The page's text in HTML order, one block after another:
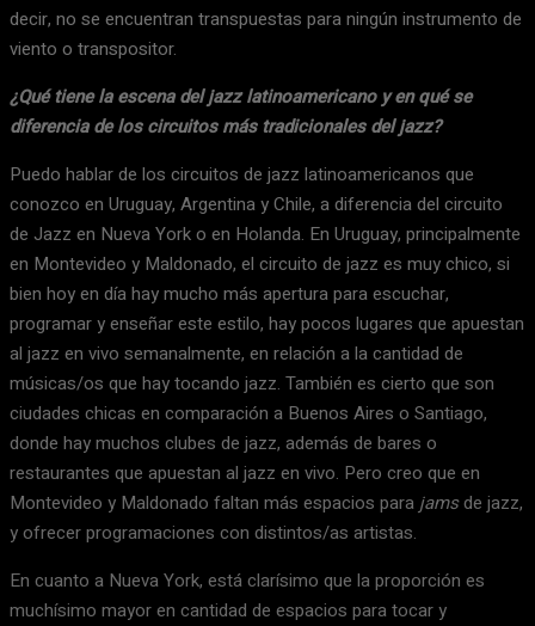
decir, no se encuentran transpuestas para ningún instrumento de
viento o transpositor.
¿Qué tiene la escena del jazz latinoamericano y en qué se
diferencia de los circuitos más tradicionales del jazz?
Puedo hablar de los circuitos de jazz latinoamericanos que
conozco en Uruguay, Argentina y Chile, a diferencia del circuito
de Jazz en Nueva York o en Holanda. En Uruguay, principalmente
en Montevideo y Maldonado, el circuito de jazz es muy chico, si
bien hoy en día hay mucho más apertura para escuchar,
programar y enseñar este estilo, hay pocos lugares que apuestan
al jazz en vivo semanalmente, en relación a la cantidad de
músicas/os que hay tocando jazz. También es cierto que son
ciudades chicas en comparación a Buenos Aires o Santiago,
donde hay muchos clubes de jazz, además de bares o
restaurantes que apuestan al jazz en vivo. Pero creo que en
Montevideo y Maldonado faltan más espacios para jamsde jazz,
y ofrecer programaciones con distintos/as artistas.
En cuanto a Nueva York, está clarísimo que la proporción es
muchísimo mayor en cantidad de espacios para tocar y